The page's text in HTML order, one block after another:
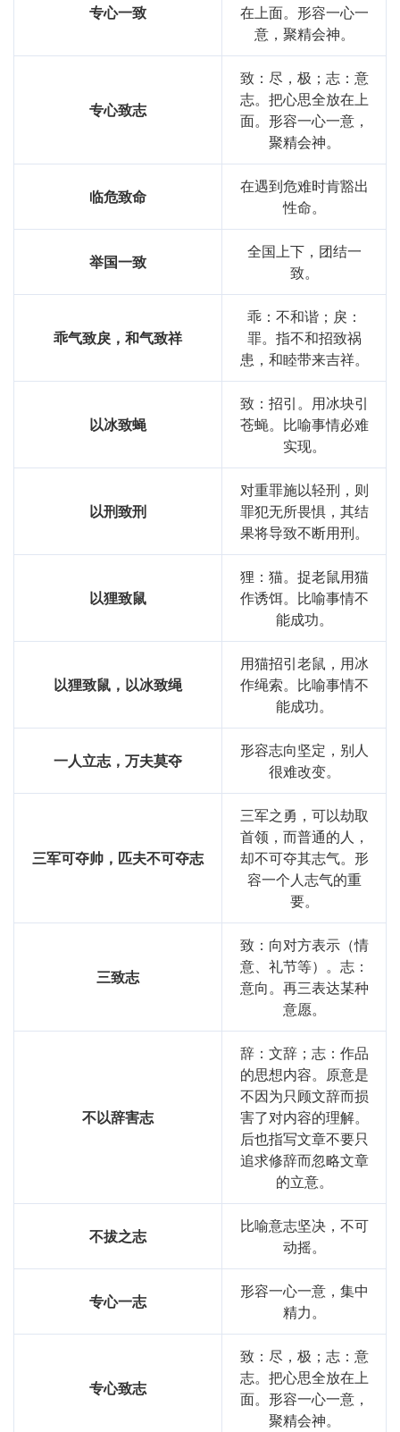
专心一致
在上面。形容一心一
意，聚精会神。
专心致志
致：尽，极；志：意
志。把心思全放在上
面。形容一心一意，
聚精会神。
临危致命
在遇到危难时肯豁出
性命。
举国一致
全国上下，团结一
致。
乖气致戾，和气致祥
乖：不和谐；戾：
罪。指不和招致祸
患，和睦带来吉祥。
以冰致蝇
致：招引。用冰块引
苍蝇。比喻事情必难
实现。
以刑致刑
对重罪施以轻刑，则
罪犯无所畏惧，其结
果将导致不断用刑。
以狸致鼠
狸：猫。捉老鼠用猫
作诱饵。比喻事情不
能成功。
以狸致鼠，以冰致绳
用猫招引老鼠，用冰
作绳索。比喻事情不
能成功。
一人立志，万夫莫夺
形容志向坚定，别人
很难改变。
三军可夺帅，匹夫不可夺志
三军之勇，可以劫取
首领，而普通的人，
却不可夺其志气。形
容一个人志气的重
要。
三致志
致：向对方表示（情
意、礼节等）。志：
意向。再三表达某种
意愿。
不以辞害志
辞：文辞；志：作品
的思想内容。原意是
不因为只顾文辞而损
害了对内容的理解。
后也指写文章不要只
追求修辞而忽略文章
的立意。
不拔之志
比喻意志坚决，不可
动摇。
专心一志
形容一心一意，集中
精力。
专心致志
致：尽，极；志：意
志。把心思全放在上
面。形容一心一意，
聚精会神。